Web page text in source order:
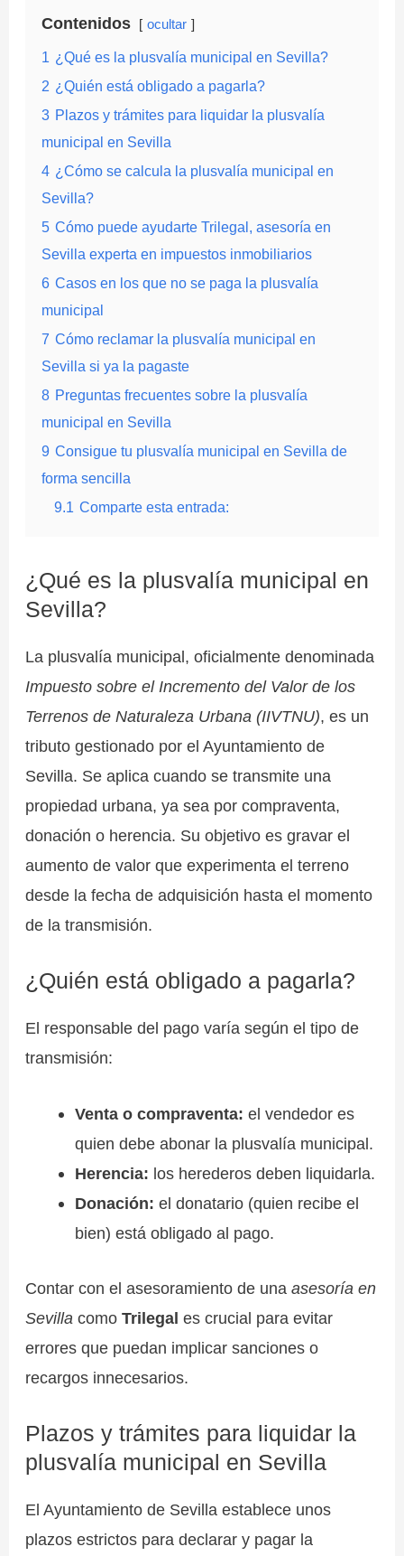
Contenidos ocultar
1 ¿Qué es la plusvalía municipal en Sevilla?
2 ¿Quién está obligado a pagarla?
3 Plazos y trámites para liquidar la plusvalía
municipal en Sevilla
4 ¿Cómo se calcula la plusvalía municipal en
Sevilla?
5 Cómo puede ayudarte Trilegal, asesoría en
Sevilla experta en impuestos inmobiliarios
6 Casos en los que no se paga la plusvalía
municipal
7 Cómo reclamar la plusvalía municipal en
Sevilla si ya la pagaste
8 Preguntas frecuentes sobre la plusvalía
municipal en Sevilla
9 Consigue tu plusvalía municipal en Sevilla de
forma sencilla
9.1 Comparte esta entrada:
¿Qué es la plusvalía municipal en
Sevilla?
La plusvalía municipal, oficialmente denominada
Impuesto sobre el Incremento del Valor de los
Terrenos de Naturaleza Urbana (IIVTNU), es un
tributo gestionado por el Ayuntamiento de
Sevilla. Se aplica cuando se transmite una
propiedad urbana, ya sea por compraventa,
donación o herencia. Su objetivo es gravar el
aumento de valor que experimenta el terreno
desde la fecha de adquisición hasta el momento
de la transmisión.
¿Quién está obligado a pagarla?
El responsable del pago varía según el tipo de
transmisión:
Venta o compraventa: el vendedor es
quien debe abonar la plusvalía municipal.
Herencia: los herederos deben liquidarla.
Donación: el donatario (quien recibe el
bien) está obligado al pago.
Contar con el asesoramiento de unaasesoría en
Sevilla comoTrilegal es crucial para evitar
errores que puedan implicar sanciones o
recargos innecesarios.
Plazos y trámites para liquidar la
plusvalía municipal en Sevilla
El Ayuntamiento de Sevilla establece unos
plazos estrictos para declarar y pagar la